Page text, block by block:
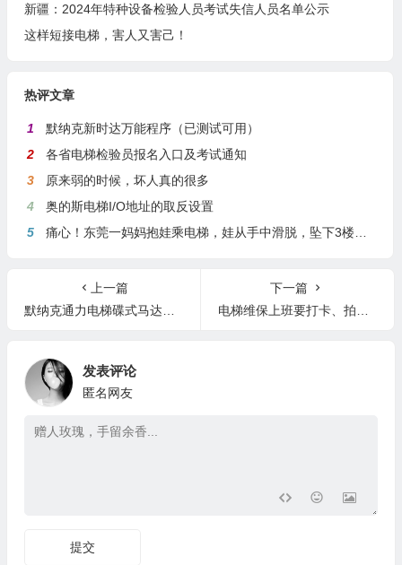
新疆：2024年特种设备检验人员考试失信人员名单公示
这样短接电梯，害人又害己！
热评文章
1
默纳克新时达万能程序（已测试可用）
2
各省电梯检验员报名入口及考试通知
3
原来弱的时候，坏人真的很多
4
奥的斯电梯I/O地址的取反设置
5
痛心！东莞一妈妈抱娃乘电梯，娃从手中滑脱，坠下3楼身亡
上一篇
默纳克通力电梯碟式马达系统更改说明培训
下一篇
电梯维保上班要打卡、拍照、录视频，全监控下维保电梯
发表评论
匿名网友
提交